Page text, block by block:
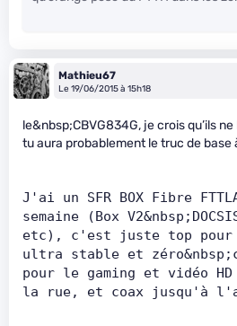
Mathieu67
Le 19/06/2015 à 15h18
le&nbsp;CBVG834G, je crois qu’ils
tu aura probablement le truc de base
J'ai un SFR BOX Fibre
semaine (Box
etc), c'est juste top pour
ultra stable et
pour le gaming et vidéo
la rue, et coax jusqu'à